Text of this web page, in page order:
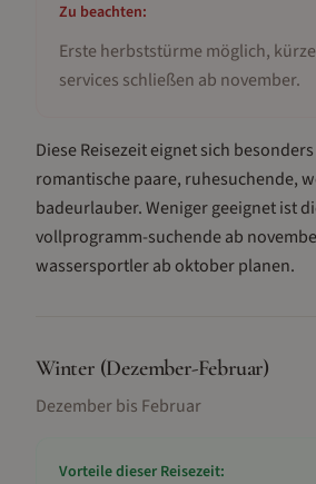
Zu beachten:
Erste herbststürme möglich,
services schließen ab november.
Diese Reisezeit eignet sich
romantische paare, ruhesuchende,
badeurlauber.Weniger geeignet ist
vollprogramm-suchende ab
wassersportler ab oktober planen.
Winter (Dezember-Februar)
Dezember bis Februar
Vorteile dieser Reisezeit: